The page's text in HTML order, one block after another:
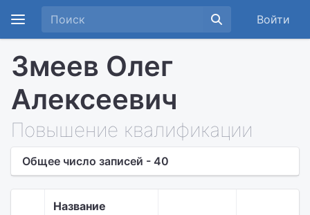
Войти
Змеев Олег
Алексеевич
Повышение квалификации
Общее число записей - 40
Название